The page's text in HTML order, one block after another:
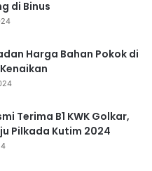
di Binus
Harga Bahan Pokok di
Terima B1 KWK Golkar,
Pilkada Kutim 2024